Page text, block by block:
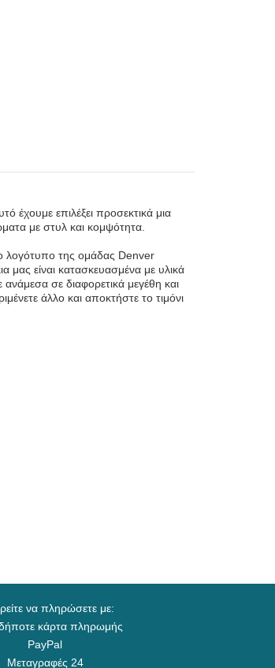
έχουμε επιλέξει προσεκτικά μια
με στυλ και κομψότητα.
λογότυπο της ομάδας Denver
είναι κατασκευασμένα με υλικά
ανάμεσα σε διαφορετικά μεγέθη και
άλλο και αποκτήστε το τιμόνι
να πληρώσετε με:
κάρτα πληρωμής
PayPal
Μεταγραφές 24